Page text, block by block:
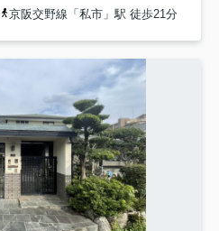
京阪交野線「私市」駅 徒歩21分